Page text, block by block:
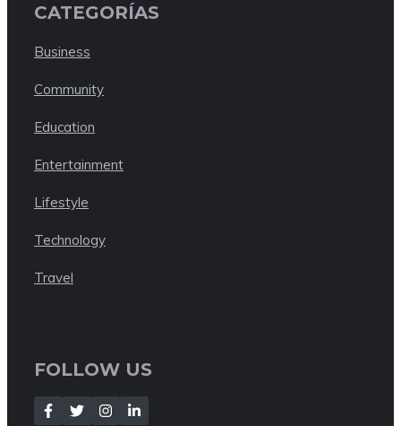
CATEGORÍAS
Business
Community
Education
Entertainment
Lifestyle
Technology
Travel
FOLLOW US